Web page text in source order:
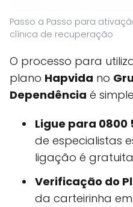
Passo a Passo para
clínica de recuperação
O processo para
plano Hapvida no
Dependência é
Ligue para 0800
de especialistas
ligação é
Verificação do
da carteirinha